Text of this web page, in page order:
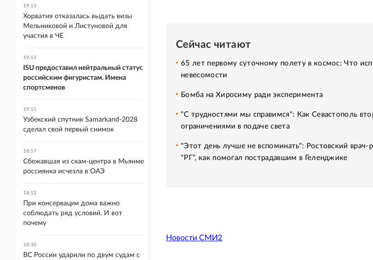
Сейчас читают
65 лет первому суточному полету в космос: Что
невесомости
Бомба на Хиросиму ради эксперимента
"С трудностями мы справимся": Как Севастополь
ограничениями в подаче света
"Этот день лучше не вспоминать": Ростовский врач-
"РГ", как помогал пострадавшим в Геленджике
Новости СМИ2
19:13
Хорватия отказалась выдать визы
Мельниковой и Листуновой для
участия в ЧЕ
19:13
ISU предоставил нейтральный статус
российским фигуристам. Имена
спортсменов
19:11
Узбекский спутник Samarkand-2028
сделал свой первый снимок
18:57
Сбежавшая из скам-центра в Мьянме
россиянка исчезла в ОАЭ
18:52
При консервации дома важно
соблюдать ряд условий. И вот
почему
18:30
ВС России ударили по двум судам с